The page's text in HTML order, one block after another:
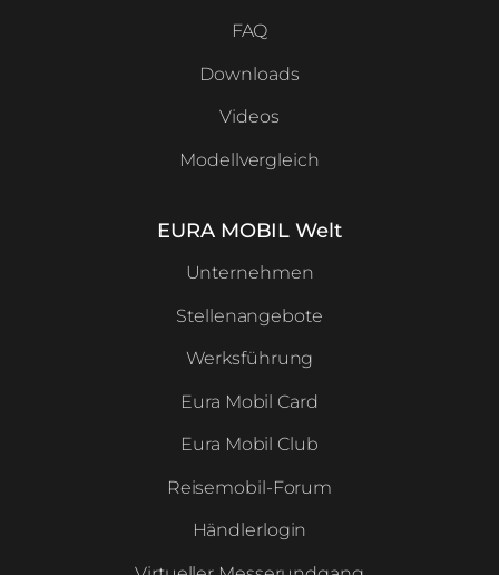
FAQ
Downloads
Videos
Modellvergleich
EURA MOBIL Welt
Unternehmen
Stellenangebote
Werksführung
Eura Mobil Card
Eura Mobil Club
Reisemobil-Forum
Händlerlogin